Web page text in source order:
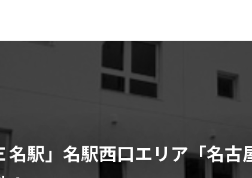
名駅」名駅西口エリア「名古